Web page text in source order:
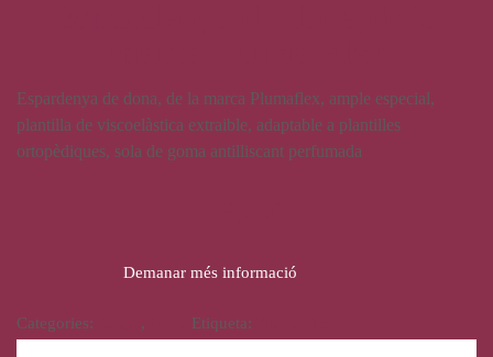
Espardenya de dona, de la marca Plumaflex, ample especial,
plantilla de viscoelàstica extraible, adaptable a plantilles
ortopèdiques, sola de goma antilliscant perfumada
Demanar més informació
Categories: , Etiqueta: